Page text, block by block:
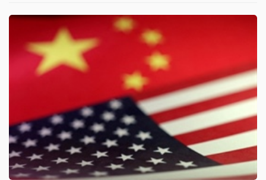
ngữ
Dịch
Đào
tạo